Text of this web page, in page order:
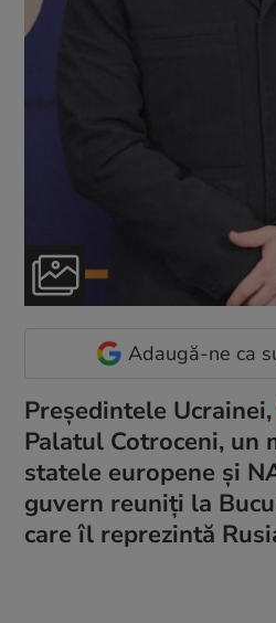
Adaugă-ne ca
Președintele Ucrainei,
Palatul Cotroceni, un
statele europene și
guvern reuniți la
care îl reprezintă